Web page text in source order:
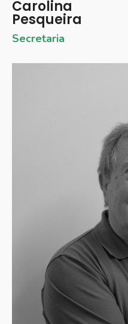
Carolina
Pesqueira
Secretaria